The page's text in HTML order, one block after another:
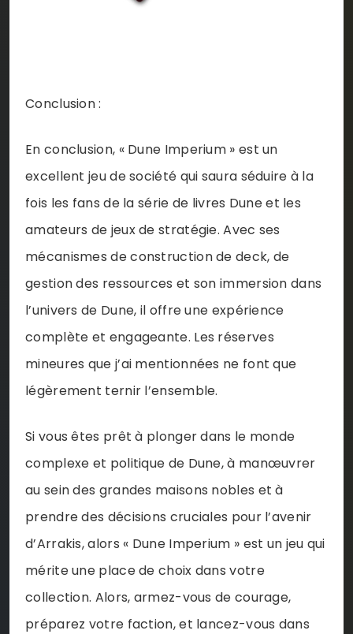
Conclusion :
En conclusion, « Dune Imperium » est un
excellent jeu de société qui saura séduire à la
fois les fans de la série de livres Dune et les
amateurs de jeux de stratégie. Avec ses
mécanismes de construction de deck, de
gestion des ressources et son immersion dans
l’univers de Dune, il offre une expérience
complète et engageante. Les réserves
mineures que j’ai mentionnées ne font que
légèrement ternir l’ensemble.
Si vous êtes prêt à plonger dans le monde
complexe et politique de Dune, à manœuvrer
au sein des grandes maisons nobles et à
prendre des décisions cruciales pour l’avenir
d’Arrakis, alors « Dune Imperium » est un jeu qui
mérite une place de choix dans votre
collection. Alors, armez-vous de courage,
préparez votre faction, et lancez-vous dans